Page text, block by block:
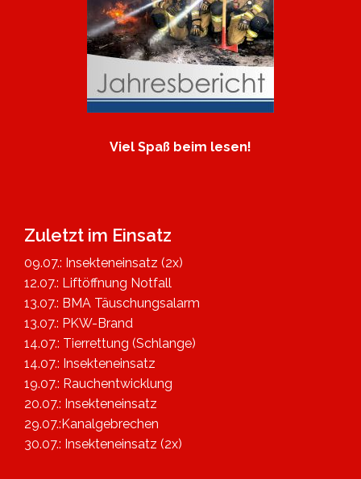
Viel Spaß beim lesen!
Zuletzt im Einsatz
09.07.: Insekteneinsatz (2x)
12.07.: Liftöffnung Notfall
13.07.: BMA Täuschungsalarm
13.07.: PKW-Brand
14.07.: Tierrettung (Schlange)
14.07.: Insekteneinsatz
19.07.: Rauchentwicklung
20.07.: Insekteneinsatz
29.07.:Kanalgebrechen
30.07.: Insekteneinsatz (2x)